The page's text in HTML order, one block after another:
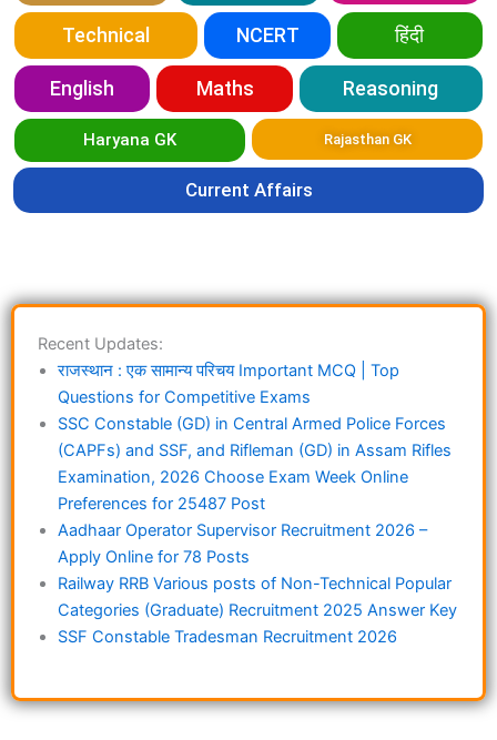
Technical NCERT हिंदी
English Maths Reasoning
Haryana GK Rajasthan GK
Current Affairs
Recent Updates:
राजस्थान : एक सामान्य परिचय Important MCQ | Top
Questions for Competitive Exams
SSC Constable (GD) in Central Armed Police Forces
(CAPFs) and SSF, and Rifleman (GD) in Assam Rifles
Examination, 2026 Choose Exam Week Online
Preferences for 25487 Post
Aadhaar Operator Supervisor Recruitment 2026 –
Apply Online for 78 Posts
Railway RRB Various posts of Non-Technical Popular
Categories (Graduate) Recruitment 2025 Answer Key
SSF Constable Tradesman Recruitment 2026